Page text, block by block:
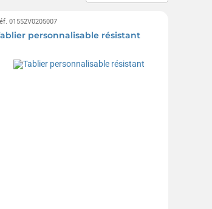
01552V0205007
personnalisable résistant